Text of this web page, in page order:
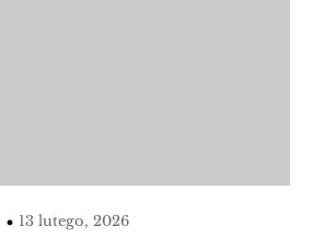
13 lutego, 2026